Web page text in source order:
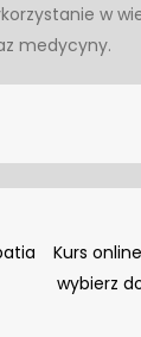
w
medycyny.
Kurs
wybierz